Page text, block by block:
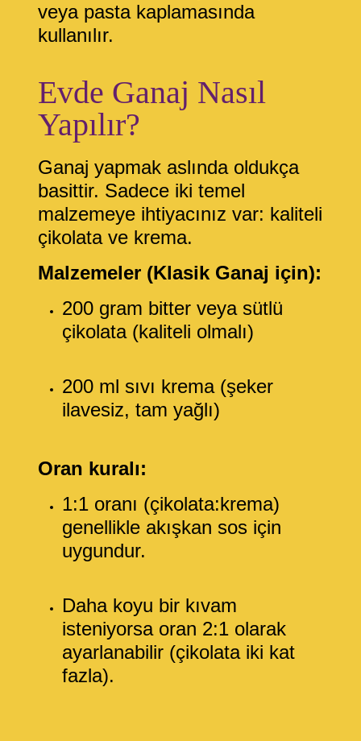
veya pasta kaplamasında
kullanılır.
Evde Ganaj Nasıl
Yapılır?
Ganaj yapmak aslında oldukça
basittir. Sadece iki temel
malzemeye ihtiyacınız var: kaliteli
çikolata ve krema.
Malzemeler (Klasik Ganaj için):
200 gram bitter veya sütlü
çikolata (kaliteli olmalı)
200 ml sıvı krema (şeker
ilavesiz, tam yağlı)
Oran kuralı:
1:1 oranı (çikolata:krema)
genellikle akışkan sos için
uygundur.
Daha koyu bir kıvam
isteniyorsa oran 2:1 olarak
ayarlanabilir (çikolata iki kat
fazla).